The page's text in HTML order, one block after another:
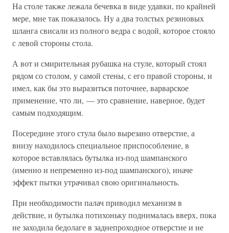
На столе также лежала бечевка в виде удавки, по крайней
мере, мне так показалось. Ну а два толстых резиновых
шланга свисали из полного ведра с водой, которое стояло
с левой стороны стола.
А вот и смирительная рубашка на стуле, который стоял
рядом со столом, у самой стены, с его правой стороны, и
имел, как бы это выразиться поточнее, варварское
применение, что ли, — это сравнение, наверное, будет
самым подходящим.
Посередине этого стула было вырезано отверстие, а
внизу находилось специальное приспособление, в
которое вставлялась бутылка из-под шампанского
(именно и непременно из-под шампанского), иначе
эффект пытки утрачивал свою оригинальность.
При необходимости палач приводил механизм в
действие, и бутылка потихоньку поднималась вверх, пока
не заходила бедолаге в заднепроходное отверстие и не